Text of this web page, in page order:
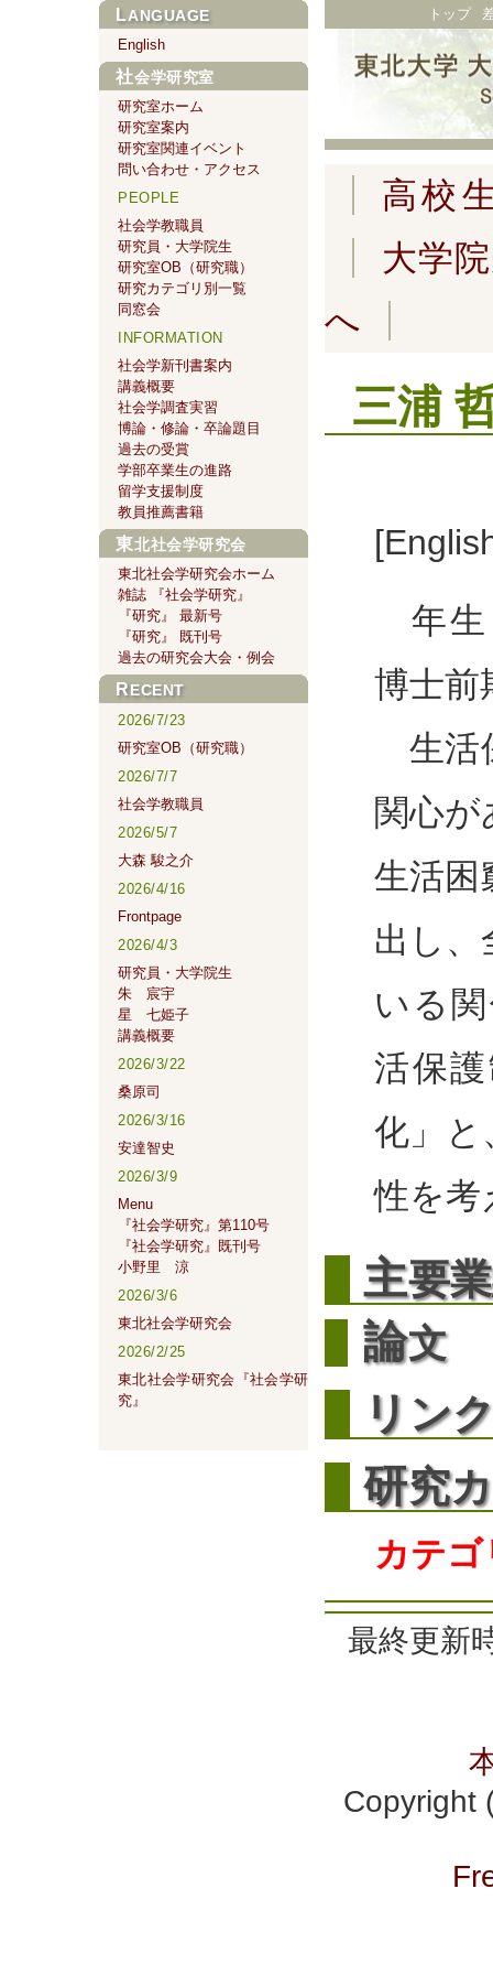
トップ
高校
大学
へ
三浦
年生
博士前
生活
関心
生活困
出し、
いる
活保
化」と
性を考
主要
論文
リ ン
研究
カテ
最終更新
Copyright
LANGUAGE
English
社会学研究室
研究室ホーム
研究室案内
研究室関連イベント
問い合わせ・アクセス
PEOPLE
社会学教職員
研究員・大学院生
研究室OB（研究職）
研究カテゴリ別一覧
同窓会
INFORMATION
社会学新刊書案内
講義概要
社会学調査実習
博論・修論・卒論題目
過去の受賞
学部卒業生の進路
留学支援制度
教員推薦書籍
東北社会学研究会
東北社会学研究会ホーム
雑誌 『社会学研究』
『研究』 最新号
『研究』 既刊号
過去の研究会大会・例会
RECENT
2026/7/23
研究室OB（研究職）
2026/7/7
社会学教職員
2026/5/7
大森 駿之介
2026/4/16
Frontpage
2026/4/3
研究員・大学院生
朱 宸宇
星 七姫子
講義概要
2026/3/22
桑原司
2026/3/16
安達智史
2026/3/9
Menu
『社会学研究』第110号
『社会学研究』既刊号
小野里 涼
2026/3/6
東北社会学研究会
2026/2/25
東北社会学研究会『社会学研
究』